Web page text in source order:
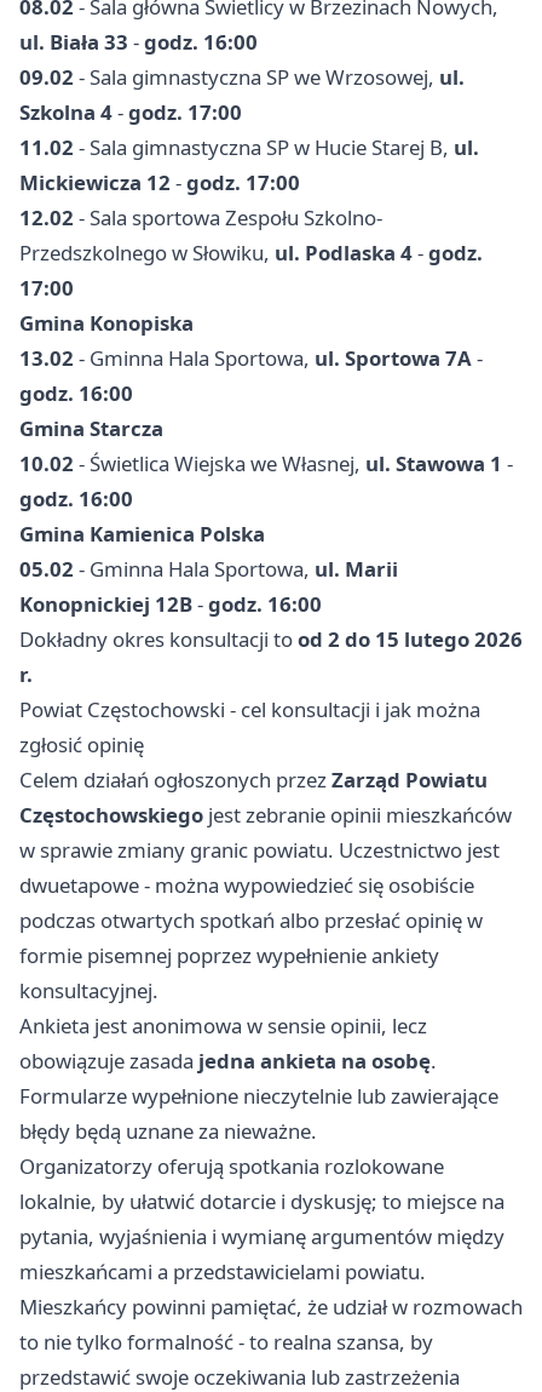
08.02 - Sala główna Świetlicy w Brzezinach Nowych,
ul. Biała 33 -godz. 16:00
09.02 - Sala gimnastyczna SP we Wrzosowej, ul.
Szkolna 4-godz. 17:00
11.02 - Sala gimnastyczna SP w Hucie Starej B, ul.
Mickiewicza 12 -godz. 17:00
12.02 - Sala sportowa Zespołu Szkolno-
Przedszkolnego w Słowiku, ul. Podlaska 4-godz.
17:00
Gmina Konopiska
13.02 - Gminna Hala Sportowa, ul. Sportowa 7A-
godz. 16:00
Gmina Starcza
10.02 - Świetlica Wiejska we Własnej, ul. Stawowa 1 -
godz. 16:00
Gmina Kamienica Polska
05.02 - Gminna Hala Sportowa, ul. Marii
Konopnickiej 12B-godz. 16:00
Dokładny okres konsultacji tood 2 do 15 lutego 2026
r.
Powiat Częstochowski - cel konsultacji i jak można
zgłosić opinię
Celem działań ogłoszonych przezZarząd Powiatu
Częstochowskiego jest zebranie opinii mieszkańców
w sprawie zmiany granic powiatu. Uczestnictwo jest
dwuetapowe - można wypowiedzieć się osobiście
podczas otwartych spotkań albo przesłać opinię w
formie pisemnej poprzez wypełnienie ankiety
konsultacyjnej.
Ankieta jest anonimowa w sensie opinii, lecz
obowiązuje zasada jedna ankieta na osobę.
Formularze wypełnione nieczytelnie lub zawierające
błędy będą uznane za nieważne.
Organizatorzy oferują spotkania rozlokowane
lokalnie, by ułatwić dotarcie i dyskusję; to miejsce na
pytania, wyjaśnienia i wymianę argumentów między
mieszkańcami a przedstawicielami powiatu.
Mieszkańcy powinni pamiętać, że udział w rozmowach
to nie tylko formalność - to realna szansa, by
przedstawić swoje oczekiwania lub zastrzeżenia